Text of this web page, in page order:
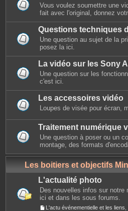
Vous voulez soumettre une
fait avec l'original, donnez
Questions techniques
Une question au sujet de la
posez la ici.
La vidéo sur les Sony
Une question sur les
c'est ici.
Les accessoires vidéo
Loupes de visée pour écran,
Traitement numérique
Une question à poser ou un
montage, des formats
Les boitiers et objectifs
L'actualité photo
Des nouvelles infos sur
ici et dans les sous forums.
L'actu événementielle et les liens